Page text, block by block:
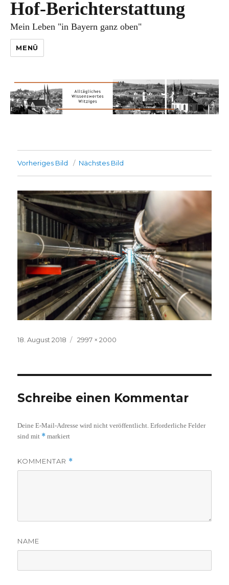
Hof-Berichterstattung
Mein Leben "in Bayern ganz oben"
MENÜ
Vorheriges Bild Nächstes Bild
Veröffentlicht
18. August 2018
Volle
2997 × 2000
Schreibe einen Kommentar
Deine E-Mail-Adresse wird nicht veröffentlicht. Erforderliche Felder
sind mit * markiert
KOMMENTAR *
NAME